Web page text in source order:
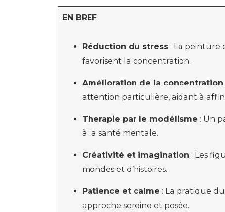
EN BREF
Réduction du stress: La peinture
favorisent la concentration.
Amélioration de la concentration
attention particulière, aidant à
Therapie par le modélisme : Un
à la santé mentale.
Créativité et imagination : Les
mondes et d’histoires.
Patience et calme : La pratique
approche sereine et posée.